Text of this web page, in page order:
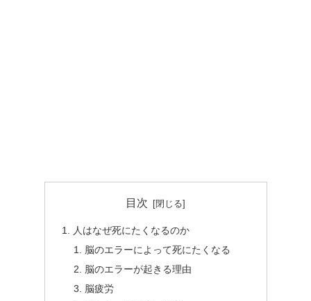
目次
人はなぜ死にたくなるのか
脳のエラーによって死にたくなる
脳のエラーが起きる理由
脳疲労